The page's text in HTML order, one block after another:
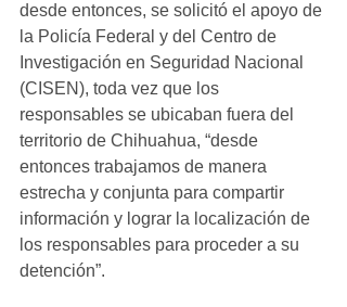
desde entonces, se solicitó el apoyo de
la Policía Federal y del Centro de
Investigación en Seguridad Nacional
(CISEN), toda vez que los
responsables se ubicaban fuera del
territorio de Chihuahua, “desde
entonces trabajamos de manera
estrecha y conjunta para compartir
información y lograr la localización de
los responsables para proceder a su
detención”.